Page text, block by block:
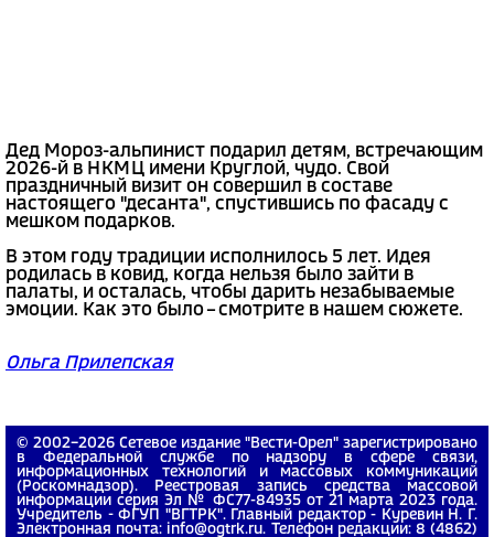
Дед Мороз-альпинист подарил детям, встречающим
2026-й в НКМЦ имени Круглой, чудо. Свой
праздничный визит он совершил в составе
настоящего "десанта", спустившись по фасаду с
мешком подарков.
В этом году традиции исполнилось 5 лет. Идея
родилась в ковид, когда нельзя было зайти в
палаты, и осталась, чтобы дарить незабываемые
эмоции. Как это было – смотрите в нашем сюжете.
Ольга Прилепская
© 2002−2026 Сетевое издание "Вести-Орел" зарегистрировано
в Федеральной службе по надзору в сфере связи,
информационных технологий и массовых коммуникаций
(Роскомнадзор). Реестровая запись средства массовой
информации серия Эл № ФС77-84935 от 21 марта 2023 года.
Учредитель - ФГУП "ВГТРК". Главный редактор - Куревин Н. Г.
Электронная почта: info@ogtrk.ru. Телефон редакции: 8 (4862)